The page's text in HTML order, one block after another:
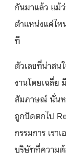
กันมาแล้ว แม้
ตำแหน่งแค่ไห
ที
ตัวเลขที่น่าสน
งานโดยเฉลี่ย
สัมภาษณ์ นั่นห
ถูกปัดตกไป
กรรมการ เรา
บริษัทที่ความต้